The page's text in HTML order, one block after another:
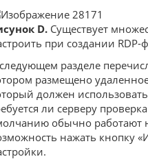
D. Существует
при создании RDP-
разделе
размещено
должен
ли серверу
обычно работают
нажать кнопку